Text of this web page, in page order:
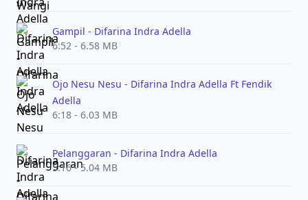
Gampil - Difarina Indra Adella
6:52 - 6.58 MB
Ojo Nesu Nesu - Difarina Indra Adella Ft Fendik
Adella
6:18 - 6.03 MB
Pelanggaran - Difarina Indra Adella
5:16 - 5.04 MB